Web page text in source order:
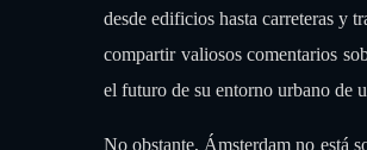
precedentes con los espacios
desde edificios hasta carreteras y
compartir valiosos comentarios